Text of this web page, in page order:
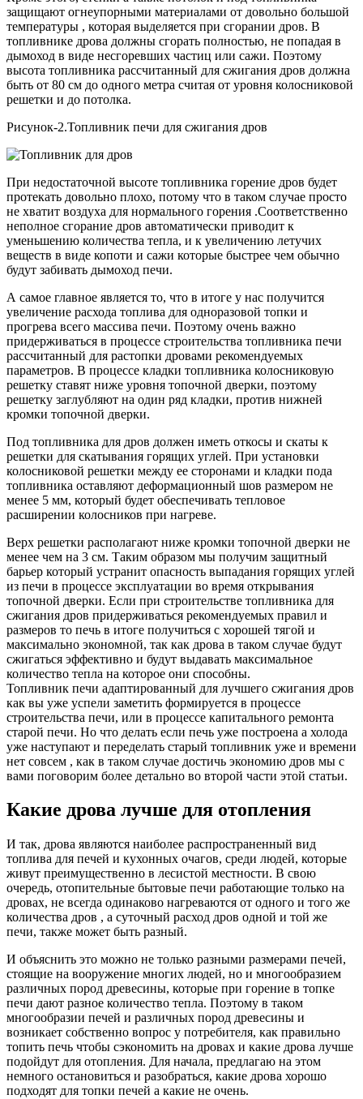
защищают огнеупорными материалами от довольно большой
температуры , которая выделяется при сгорании дров. В
топливнике дрова должны сгорать полностью, не попадая в
дымоход в виде несгоревших частиц или сажи. Поэтому
высота топливника рассчитанный для сжигания дров должна
быть от 80 см до одного метра считая от уровня колосниковой
решетки и до потолка.
Рисунок-2.Топливник печи для сжигания дров
При недостаточной высоте топливника горение дров будет
протекать довольно плохо, потому что в таком случае просто
не хватит воздуха для нормального горения .Соответственно
неполное сгорание дров автоматически приводит к
уменьшению количества тепла, и к увеличению летучих
веществ в виде копоти и сажи которые быстрее чем обычно
будут забивать дымоход печи.
А самое главное является то, что в итоге у нас получится
увеличение расхода топлива для одноразовой топки и
прогрева всего массива печи. Поэтому очень важно
придерживаться в процессе строительства топливника печи
рассчитанный для растопки дровами рекомендуемых
параметров. В процессе кладки топливника колосниковую
решетку ставят ниже уровня топочной дверки, поэтому
решетку заглубляют на один ряд кладки, против нижней
кромки топочной дверки.
Под топливника для дров должен иметь откосы и скаты к
решетки для скатывания горящих углей. При установки
колосниковой решетки между ее сторонами и кладки пода
топливника оставляют деформационный шов размером не
менее 5 мм, который будет обеспечивать тепловое
расширении колосников при нагреве.
Верх решетки располагают ниже кромки топочной дверки не
менее чем на 3 см. Таким образом мы получим защитный
барьер который устранит опасность выпадания горящих углей
из печи в процессе эксплуатации во время открывания
топочной дверки. Если при строительстве топливника для
сжигания дров придерживаться рекомендуемых правил и
размеров то печь в итоге получиться с хорошей тягой и
максимально экономной, так как дрова в таком случае будут
сжигаться эффективно и будут выдавать максимальное
количество тепла на которое они способны.
Топливник печи адаптированный для лучшего сжигания дров
как вы уже успели заметить формируется в процессе
строительства печи, или в процессе капитального ремонта
старой печи. Но что делать если печь уже построена а холода
уже наступают и переделать старый топливник уже и времени
нет совсем , как в таком случае достичь экономию дров мы с
вами поговорим более детально во второй части этой статьи.
Какие дрова лучше для отопления
И так, дрова являются наиболее распространенный вид
топлива для печей и кухонных очагов, среди людей, которые
живут преимущественно в лесистой местности. В свою
очередь, отопительные бытовые печи работающие только на
дровах, не всегда одинаково нагреваются от одного и того же
количества дров , а суточный расход дров одной и той же
печи, также может быть разный.
И объяснить это можно не только разными размерами печей,
стоящие на вооружение многих людей, но и многообразием
различных пород древесины, которые при горение в топке
печи дают разное количество тепла. Поэтому в таком
многообразии печей и различных пород древесины и
возникает собственно вопрос у потребителя, как правильно
топить печь чтобы сэкономить на дровах и какие дрова лучше
подойдут для отопления. Для начала, предлагаю на этом
немного остановиться и разобраться, какие дрова хорошо
подходят для топки печей а какие не очень.